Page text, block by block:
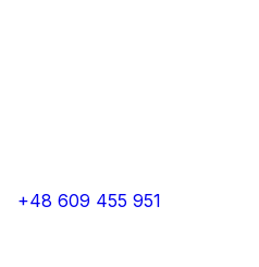
+48 609 455 951